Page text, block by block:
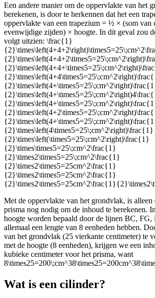
Een andere manier om de oppervlakte van het
berekenen, is door te herkennen dat het een
oppervlakte van een trapezium = ½ × (som van
evenwijdige zijden) × hoogte. In dit geval zou
volgt uitzien: \frac{1}
{2}\times\left(4\times5=25\;cm^2\right)\frac{1}
{2}\times\left(\times5=25\;cm^2\right)\frac{1}
{2}\times\times5=25\;cm^2\frac{1}
{2}\times2\times5=25\;cm^2\frac{1}
{2}\times2\times5=25cm^2\frac{1}
{2}\times2\times5=25cm^2\frac{1}
Met de oppervlakte van het grondvlak, is alleen
prisma nog nodig om de inhoud te berekenen.
hoogte worden bepaald door de lijnen BC,
allemaal een lengte van 8 eenheden hebben.
van het grondvlak (25 vierkante centimeter) te
met de hoogte (8 eenheden), krijgen we een
kubieke centimeter voor het prisma, want
Wat is een cilinder?